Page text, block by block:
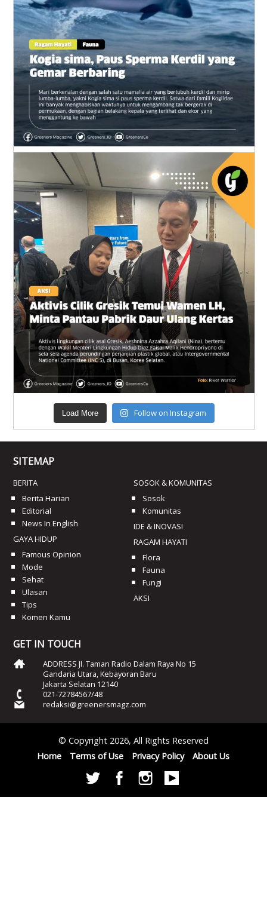
Load More Follow on Instagram
SITEMAP
BERITA
Berita Harian
Editorial
News In English
GAYA HIDUP
Famous Opinion
Mode
Sehat
Ulasan
Tips
Komen Kamu
SOSOK & KOMUNITAS
Sosok
Komunitas
IDE & INOVASI
RAGAM HAYATI
Flora
Fauna
Fungi
AKSI
GET IN TOUCH
ADDRESS Jl. Taman Radio Dalam Raya No 15
Gandaria Utara, Kebayoran Baru
Jakarta Selatan 12140
021-72784567/48
redaksi@greenersmagz.com
© Copyright 2026, All Rights Reserved
Home
Terms of Use Privacy Policy About Us